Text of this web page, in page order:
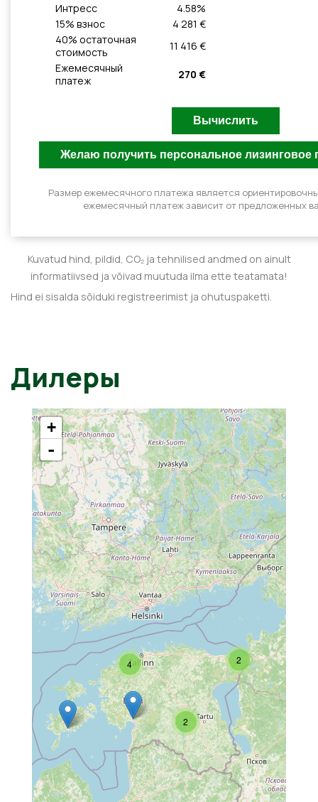
Интресс
4.58%
15% взнос
4 281 €
40% остаточная
стоимость
11 416 €
Ежемесячный
платеж
270 €
Размер ежемесячного платежа является
ежемесячный платеж зависит от предложенных
Kuvatud hind, pildid, CO₂ ja tehnilised andmed on ainult
informatiivsed ja võivad muutuda ilma ette teatamata!
Hind ei sisalda sõiduki registreerimist ja ohutuspaketti.
Дилеры
2
2
4
+
-